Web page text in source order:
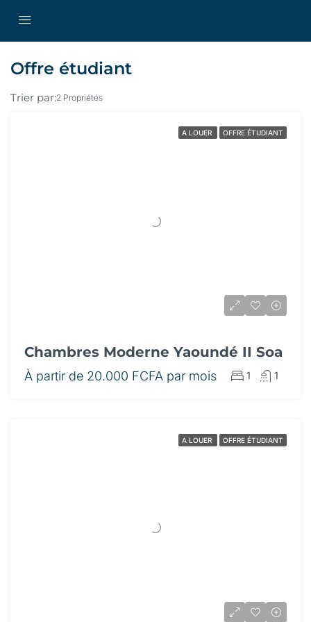
Offre étudiant
2 Propriétés
Trier par:
A LOUER OFFRE ÉTUDIANT
Chambres Moderne Yaoundé II Soa
À partir de 20.000 FCFA par mois 1 1
A LOUER OFFRE ÉTUDIANT